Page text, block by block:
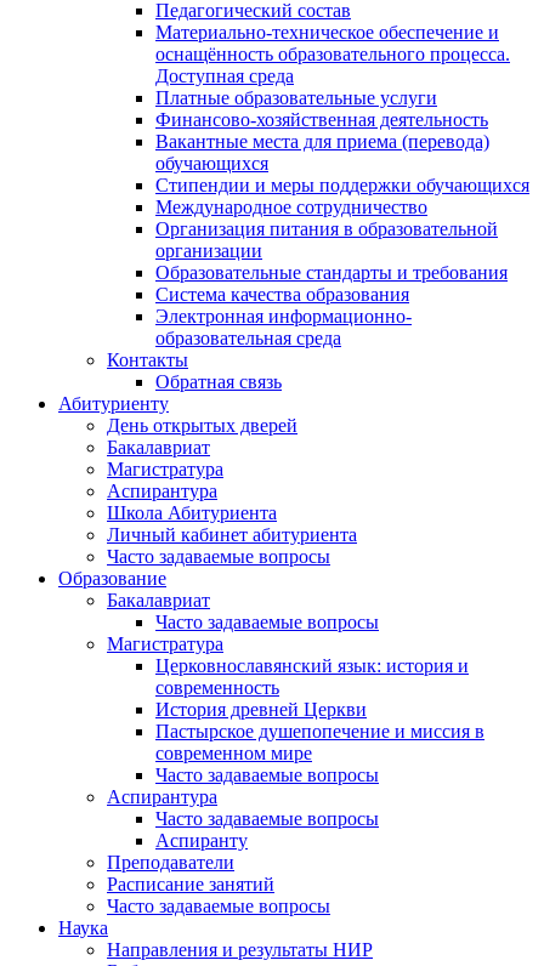
Педагогический состав
Материально-техническое обеспечение и
оснащённость образовательного процесса.
Доступная среда
Платные образовательные услуги
Финансово-хозяйственная деятельность
Вакантные места для приема (перевода)
обучающихся
Стипендии и меры поддержки обучающихся
Международное сотрудничество
Организация питания в образовательной
организации
Образовательные стандарты и требования
Система качества образования
Электронная информационно-
образовательная среда
Контакты
Обратная связь
Абитуриенту
День открытых дверей
Бакалавриат
Магистратура
Аспирантура
Школа Абитуриента
Личный кабинет абитуриента
Часто задаваемые вопросы
Образование
Бакалавриат
Часто задаваемые вопросы
Магистратура
Церковнославянский язык: история и
современность
История древней Церкви
Пастырское душепопечение и миссия в
современном мире
Часто задаваемые вопросы
Аспирантура
Часто задаваемые вопросы
Аспиранту
Преподаватели
Расписание занятий
Часто задаваемые вопросы
Наука
Направления и результаты НИР